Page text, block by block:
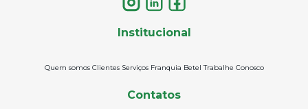
Institucional
Quem somos Clientes Serviços Franquia Betel Trabalhe Conosco
Contatos